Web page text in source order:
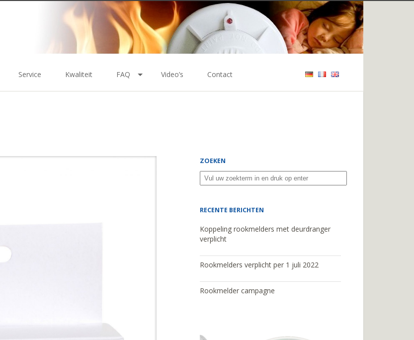
Service Kwaliteit FAQ Video’s Contact
ZOEKEN
RECENTE BERICHTEN
Koppeling rookmelders met deurdranger
verplicht
Rookmelders verplicht per 1 juli 2022
Rookmelder campagne